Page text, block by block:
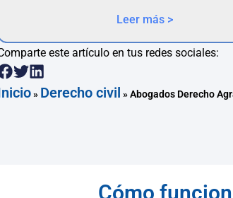
Leer más >
este artículo en tus redes sociales:
» Derecho civil »Abogados Derecho
Cómo